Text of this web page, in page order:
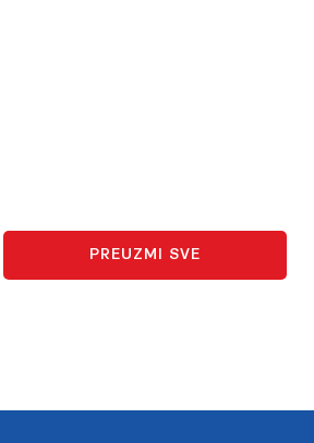
PREUZMI SVE